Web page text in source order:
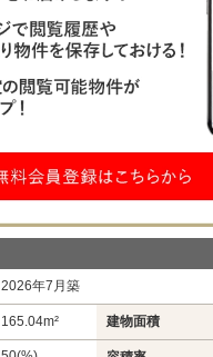
2026年7月築
165.04m² 建物面積